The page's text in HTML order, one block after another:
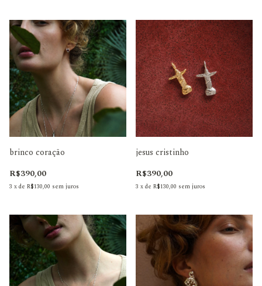
brinco coração
R$390,00
3 xde R$130,00 sem juros
jesus cristinho
R$390,00
3 xde R$130,00 sem juros